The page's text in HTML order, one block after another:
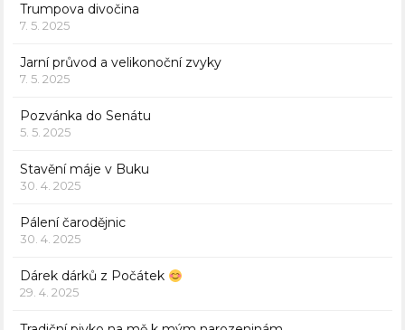
Trumpova divočina
7. 5. 2025
Jarní průvod a velikonoční zvyky
7. 5. 2025
Pozvánka do Senátu
5. 5. 2025
Stavění máje v Buku
30. 4. 2025
Pálení čarodějnic
30. 4. 2025
Dárek dárků z Počátek
29. 4. 2025